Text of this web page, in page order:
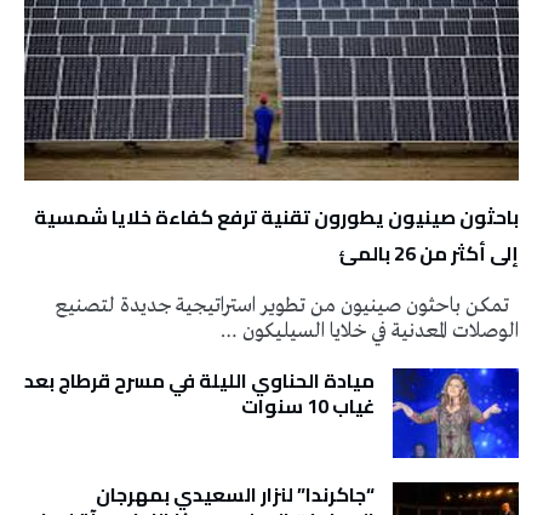
باحثون صينيون يطورون تقنية ترفع كفاءة خلايا شمسية
إلى أكثر من 26 بالمئ
تمكن باحثون صينيون من تطوير استراتيجية جديدة لتصنيع
الوصلات المعدنية في خلايا السيليكون …
ميادة الحناوي الليلة في مسرح قرطاج بعد
غياب 10 سنوات
“جاكرندا” لنزار السعيدي بمهرجان